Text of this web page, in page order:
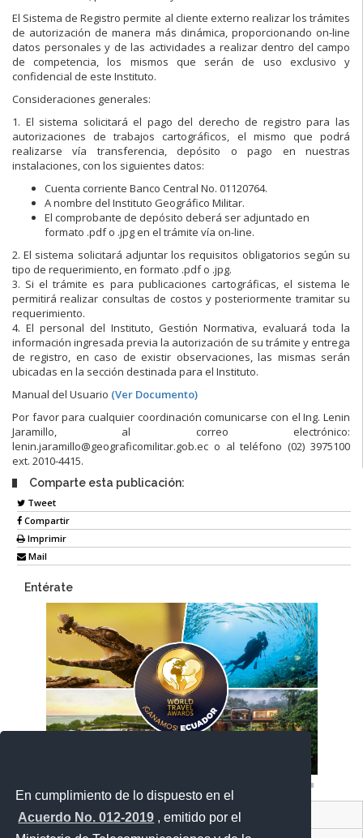
En cumplimiento de lo dispuesto en el
Acuerdo No. 012-2019 , emitido por el
El Sistema de Registro permite al cliente externo realizar los trámites
de autorización de manera más dinámica, proporcionando on-line
datos personales y de las actividades a realizar dentro del campo
de competencia, los mismos que serán de uso exclusivo y
confidencial de este Instituto.
Consideraciones generales:
1. El sistema solicitará el pago del derecho de registro para las
autorizaciones de trabajos cartográficos, el mismo que podrá
realizarse vía transferencia, depósito o pago en nuestras
instalaciones, con los siguientes datos:
Cuenta corriente Banco Central No. 01120764.
A nombre del Instituto Geográfico Militar.
El comprobante de depósito deberá ser adjuntado en
formato .pdf o .jpg en el trámite vía on-line.
2. El sistema solicitará adjuntar los requisitos obligatorios según su
tipo de requerimiento, en formato .pdf o .jpg.
3. Si el trámite es para publicaciones cartográficas, el sistema le
permitirá realizar consultas de costos y posteriormente tramitar su
requerimiento.
4. El personal del Instituto, Gestión Normativa, evaluará toda la
información ingresada previa la autorización de su trámite y entrega
de registro, en caso de existir observaciones, las mismas serán
ubicadas en la sección destinada para el Instituto.
Manual del Usuario (Ver Documento)
Por favor para cualquier coordinación comunicarse con el Ing. Lenin
Jaramillo, al correo electrónico:
lenin.jaramillo@geograficomilitar.gob.ec o al teléfono (02) 3975100
ext. 2010-4415.
Comparte esta publicación:
Tweet
Compartir
Imprimir
Mail
Entérate
Contacto Ciudadano Digital